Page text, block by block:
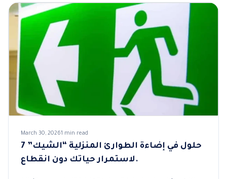
March 30, 20261 min read
7 حلول في إضاءة الطوارئ المنزلية “الشيك”
لاستمرار حياتك دون انقطاع.